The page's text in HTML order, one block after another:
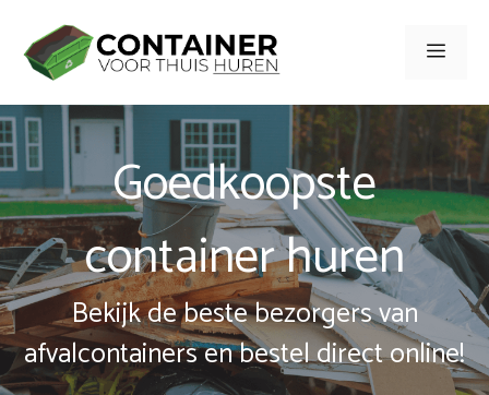
naar
inhoud
Menu
Goedkoopste
container huren
Bekijk de beste bezorgers van
afvalcontainers en bestel direct online!